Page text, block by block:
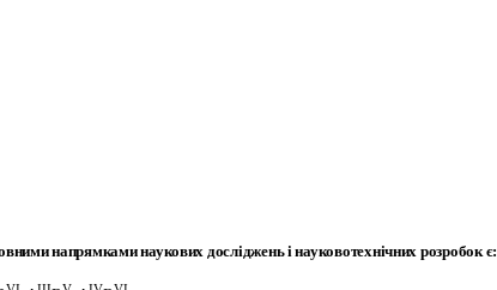
напрямками наукових досліджень і науково­технічних розробок є: